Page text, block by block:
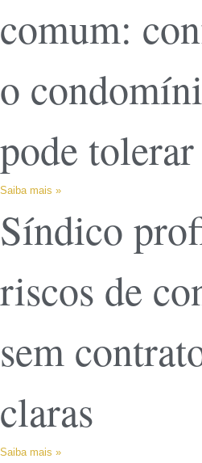
comum:
o
pode tolerar
Saiba mais »
Síndico
riscos de
sem
claras
Saiba mais »